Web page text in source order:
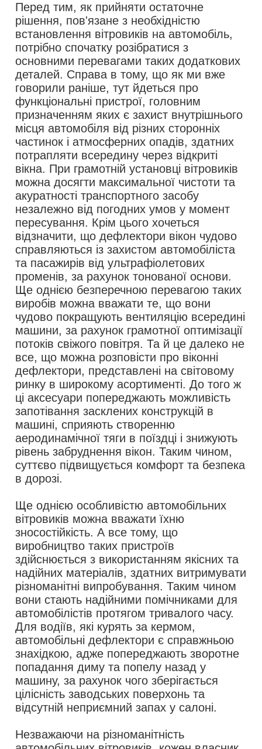
Перед тим, як прийняти остаточне
рішення, пов'язане з необхідністю
встановлення вітровиків на автомобіль,
потрібно спочатку розібратися з
основними перевагами таких додаткових
деталей. Справа в тому, що як ми вже
говорили раніше, тут йдеться про
функціональні пристрої, головним
призначенням яких є захист внутрішнього
місця автомобіля від різних сторонніх
частинок і атмосферних опадів, здатних
потрапляти всередину через відкриті
вікна. При грамотній установці вітровиків
можна досягти максимальної чистоти та
акуратності транспортного засобу
незалежно від погодних умов у момент
пересування. Крім цього хочеться
відзначити, що дефлектори вікон чудово
справляються із захистом автомобіліста
та пасажирів від ультрафіолетових
променів, за рахунок тонованої основи.
Ще однією безперечною перевагою таких
виробів можна вважати те, що вони
чудово покращують вентиляцію всередині
машини, за рахунок грамотної оптимізації
потоків свіжого повітря. Та й це далеко не
все, що можна розповісти про віконні
дефлектори, представлені на світовому
ринку в широкому асортименті. До того ж
ці аксесуари попереджають можливість
запотівання засклених конструкцій в
машині, сприяють створенню
аеродинамічної тяги в поїздці і знижують
рівень забруднення вікон. Таким чином,
суттєво підвищується комфорт та безпека
в дорозі.
Ще однією особливістю автомобільних
вітровиків можна вважати їхню
зносостійкість. А все тому, що
виробництво таких пристроїв
здійснюється з використанням якісних та
надійних матеріалів, здатних витримувати
різноманітні випробування. Таким чином
вони стають надійними помічниками для
автомобілістів протягом тривалого часу.
Для водіїв, які курять за кермом,
автомобільні дефлектори є справжньою
знахідкою, адже попереджають зворотне
попадання диму та попелу назад у
машину, за рахунок чого зберігається
цілісність заводських поверхонь та
відсутній неприємний запах у салоні.
Незважаючи на різноманітність